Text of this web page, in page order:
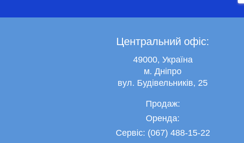
Центральний офіс:
49000, Україна
м. Дніпро
вул. Будівельників, 25
Продаж:
Оренда:
Сервіс: (067) 488-15-22